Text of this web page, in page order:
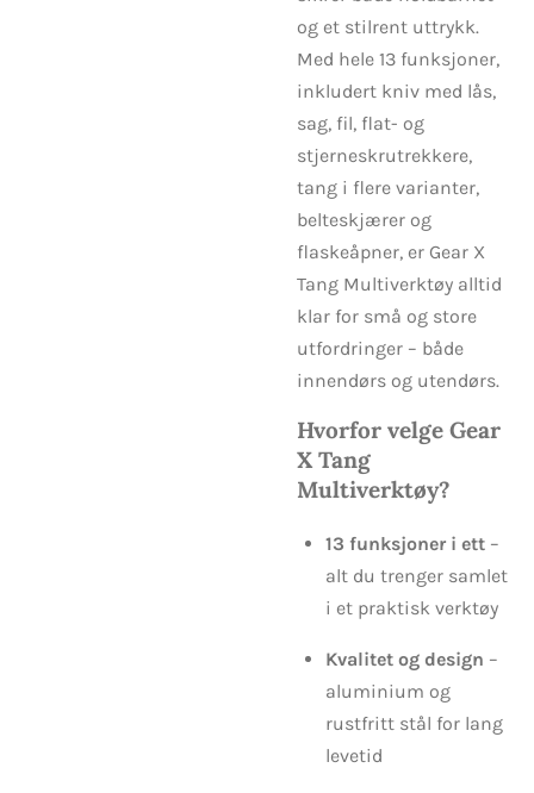
og et stilrent uttrykk.
Med hele 13 funksjoner,
inkludert kniv med lås,
sag, fil, flat- og
stjerneskrutrekkere,
tang i flere varianter,
belteskjærer og
flaskeåpner, er Gear X
Tang Multiverktøy alltid
klar for små og store
utfordringer – både
innendørs og utendørs.
Hvorfor velge Gear
X Tang
Multiverktøy?
13 funksjoner i ett –
alt du trenger samlet
i et praktisk verktøy
Kvalitet og design –
aluminium og
rustfritt stål for lang
levetid